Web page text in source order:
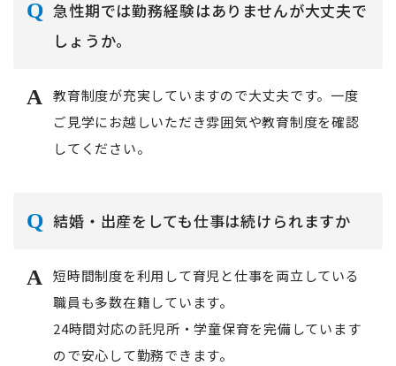
急性期では勤務経験はありませんが大丈夫で
しょうか。
教育制度が充実していますので大丈夫です。一度
ご見学にお越しいただき雰囲気や教育制度を確認
してください。
結婚・出産をしても仕事は続けられますか
短時間制度を利用して育児と仕事を両立している
職員も多数在籍しています。
24時間対応の託児所・学童保育を完備しています
ので安心して勤務できます。